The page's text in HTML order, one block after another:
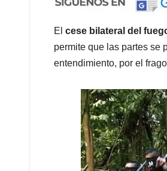
El cese bilateral del
permite que las partes se
entendimiento, por el